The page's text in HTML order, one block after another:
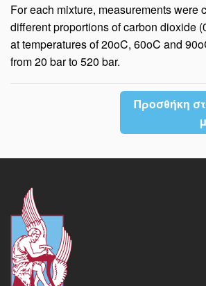
For each mixture, measurements were
different proportions of carbon dioxide
at temperatures of 20οC, 60οC and
from 20 bar to 520 bar.
Προσθήκη